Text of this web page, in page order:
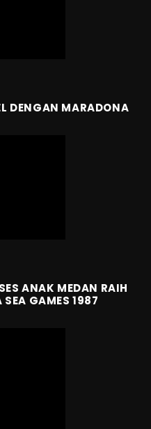
DENGAN MARADONA
ANAK MEDAN RAIH
SEA GAMES 1987